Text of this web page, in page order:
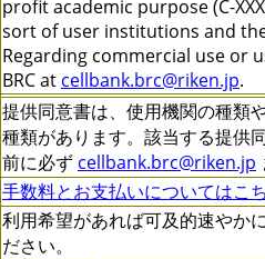
profit academic purpose (C-
sort of user institutions and
Regarding commercial use or
BRC at cellbank.brc@riken.jp.
提供同意書は、使用機関の種類
種類があります。該当する提供
前に必ず cellbank.brc@riken.jp
手数料とお支払いについてはこ
利用希望があれば可及的速やか
ださい。